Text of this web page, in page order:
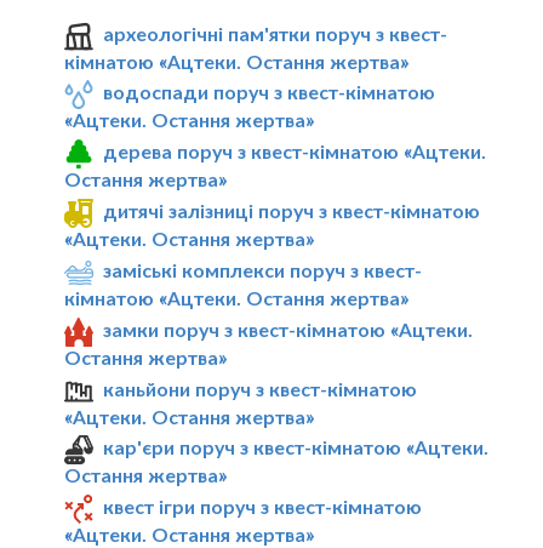
археологічні пам'ятки поруч з квест-
кімнатою «Ацтеки. Остання жертва»
водоспади поруч з квест-кімнатою
«Ацтеки. Остання жертва»
дерева поруч з квест-кімнатою «Ацтеки.
Остання жертва»
дитячі залізниці поруч з квест-кімнатою
«Ацтеки. Остання жертва»
заміські комплекси поруч з квест-
кімнатою «Ацтеки. Остання жертва»
замки поруч з квест-кімнатою «Ацтеки.
Остання жертва»
каньйони поруч з квест-кімнатою
«Ацтеки. Остання жертва»
кар'єри поруч з квест-кімнатою «Ацтеки.
Остання жертва»
квест ігри поруч з квест-кімнатою
«Ацтеки. Остання жертва»